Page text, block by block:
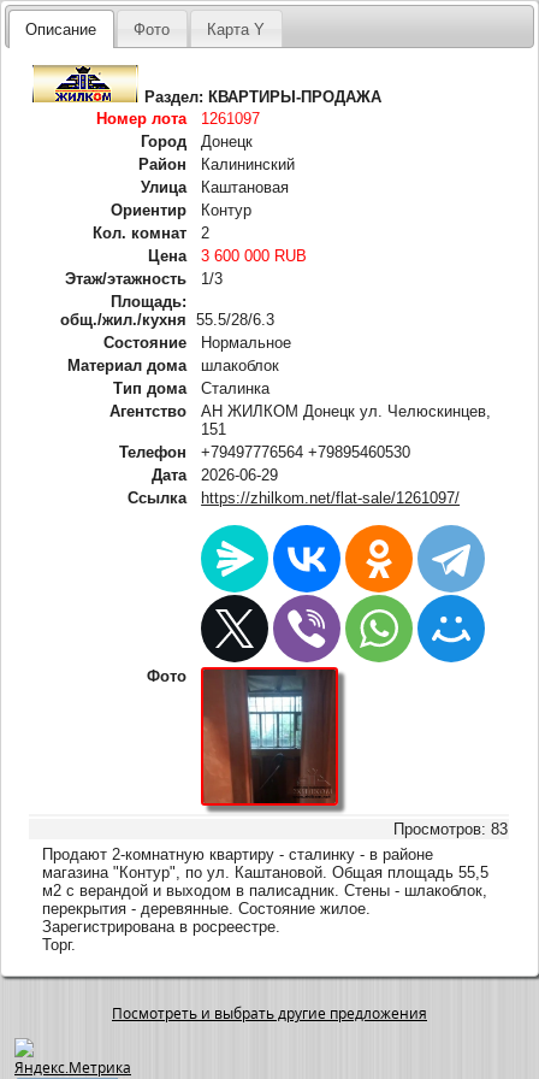
Описание Фото Карта Y
Раздел:КВАРТИРЫ-ПРОДАЖА
Номер лота
1261097
Город
Донецк
Район
Калининский
Улица
Каштановая
Ориентир
Контур
Кол. комнат
2
Цена
3 600 000 RUB
Этаж/этажность
1/3
Площадь:
общ./жил./кухня
55.5/28/6.3
Состояние
Нормальное
Материал дома
шлакоблок
Тип дома
Сталинка
Агентство
АН ЖИЛКОМ Донецк ул. Челюскинцев,
151
Телефон
+79497776564 +79895460530
Дата
2026-06-29
Ссылка
https://zhilkom.net/flat-sale/1261097/
Фото
Просмотров: 83
Продают 2-комнатную квартиру - сталинку - в районе
магазина "Контур", по ул. Каштановой. Общая площадь 55,5
м2 с верандой и выходом в палисадник. Стены - шлакоблок,
перекрытия - деревянные. Состояние жилое.
Зарегистрирована в росреестре.
Торг.
Посмотреть и выбрать другие предложения